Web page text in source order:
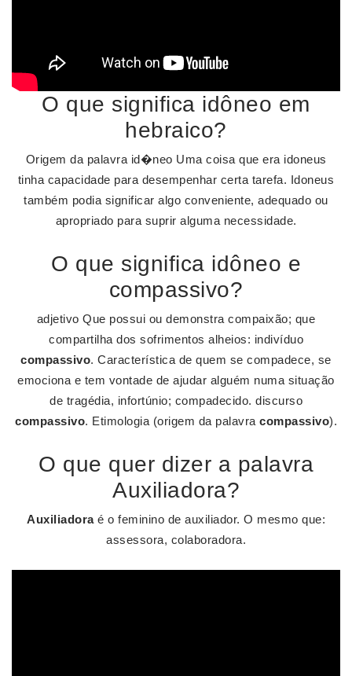
O que significa idôneo em
hebraico?
Origem da palavra id�neo Uma coisa que era idoneus
tinha capacidade para desempenhar certa tarefa. Idoneus
também podia significar algo conveniente, adequado ou
apropriado para suprir alguma necessidade.
O que significa idôneo e
compassivo?
adjetivo Que possui ou demonstra compaixão; que
compartilha dos sofrimentos alheios: indivíduo
compassivo. Característica de quem se compadece, se
emociona e tem vontade de ajudar alguém numa situação
de tragédia, infortúnio; compadecido. discurso
compassivo. Etimologia (origem da palavra compassivo).
O que quer dizer a palavra
Auxiliadora?
Auxiliadoraé o feminino de auxiliador. O mesmo que:
assessora, colaboradora.